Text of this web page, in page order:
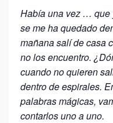
Había una vez …
se me ha quedado
mañana salí de casa
no los encuentro.
cuando no quieren
dentro de espirales.
palabras mágicas,
contarlos uno a uno.